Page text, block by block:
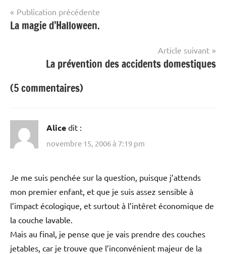
Navigation
de
Publication précédente
La magie d’Halloween.
Article suivant
La prévention des accidents domestiques
(5 commentaires)
Alice dit :
novembre 15, 2006 à 7:19 pm
Je me suis penchée sur la question, puisque j’attends
mon premier enfant, et que je suis assez sensible à
l’impact écologique, et surtout à l’intêret économique de
la couche lavable.
Mais au final, je pense que je vais prendre des couches
jetables, car je trouve que l’inconvénient majeur de la